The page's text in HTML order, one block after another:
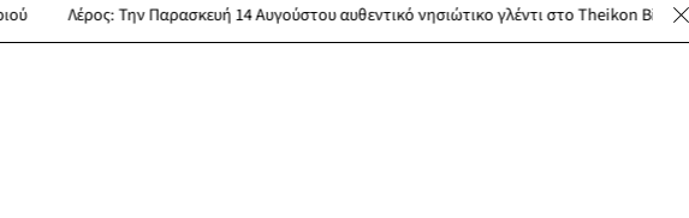
Την Παρασκευή 14 Αυγούστου αυθεντικό νησιώτικο γλέντι στο Theikon Bistro Restaurant!